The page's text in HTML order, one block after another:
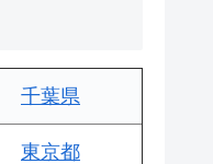
千葉県
東京都